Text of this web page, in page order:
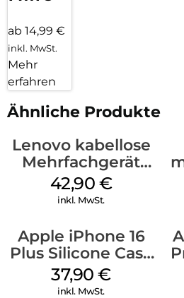
ab 14,99 €
inkl. MwSt.
Mehr
erfahren
Ähnliche Produkte
Lenovo kabellose
Mehrfachgerät
Luna Grey
42,90 €
inkl. MwSt.
Apple iPhone 16
Plus Silicone Case
MagSafe Lake
Green
37,90€
inkl. MwSt.